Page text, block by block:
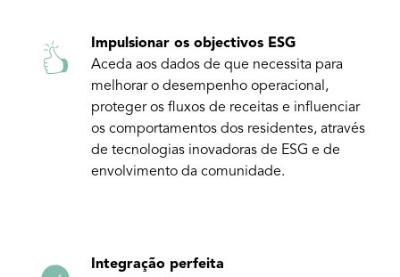
Impulsionar os objectivos ESG
Aceda aos dados de que necessita para
melhorar o desempenho operacional,
proteger os fluxos de receitas e influenciar
os comportamentos dos residentes, através
de tecnologias inovadoras de ESG e de
envolvimento da comunidade.
Integração perfeita